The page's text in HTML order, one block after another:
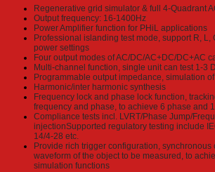
Regenerative grid simulator & full 4-Quadrant
Output frequency: 16-1400Hz
Power Amplifier function for PHiL applications
Professional islanding test mode, support R, L,
power settings
Four output modes of AC/DC/AC+DC/DC+AC
Multi-channel function, single unit can test 1-3
Programmable output impedance, simulation
Harmonic/inter harmonic synthesis
Frequency lock and phase lock function,
frequency and phase, to achieve 6 phase and
Compliance tests incl. LVRT/Phase Jump/
injectionSupported regulatory testing include
14/4-28 etc.
Provide rich trigger configuration, synchronous
waveform of the object to be measured, to
simulation functions